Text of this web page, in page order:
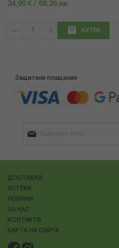
34,90 € / 68.26 лв.
КУПИ
Защитени плащания
ДОСТАВКА
АПТЕКИ
НОВИНИ
ЗА НАС
КОНТАКТИ
КАРТА НА САЙТА